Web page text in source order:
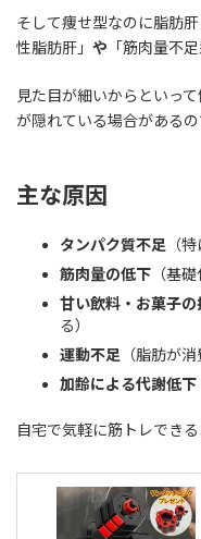
そして痩せ型なのに脂肪
性脂肪肝」 や 「筋肉量不
見た目が細いからといっ
が隠れている場合があるの
主な原因
タンパク質不足 （
筋肉量の低下 （基
甘い飲料・お菓子の
る）
運動不足 （脂肪が
加齢による代謝低下
自宅で気軽に筋トレでき